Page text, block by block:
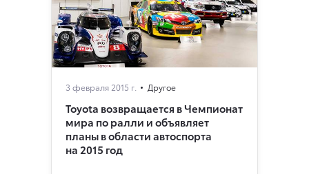
3 февраля 2015 г. Другое
Toyota возвращается в Чемпионат
мира по ралли и объявляет
планы в области автоспорта
на 2015 год